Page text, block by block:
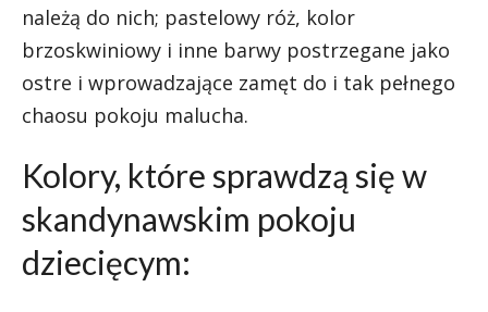
należą do nich; pastelowy róż, kolor
brzoskwiniowy i inne barwy postrzegane jako
ostre i wprowadzające zamęt do i tak pełnego
chaosu pokoju malucha.
Kolory, które sprawdzą się w
skandynawskim pokoju
dziecięcym: